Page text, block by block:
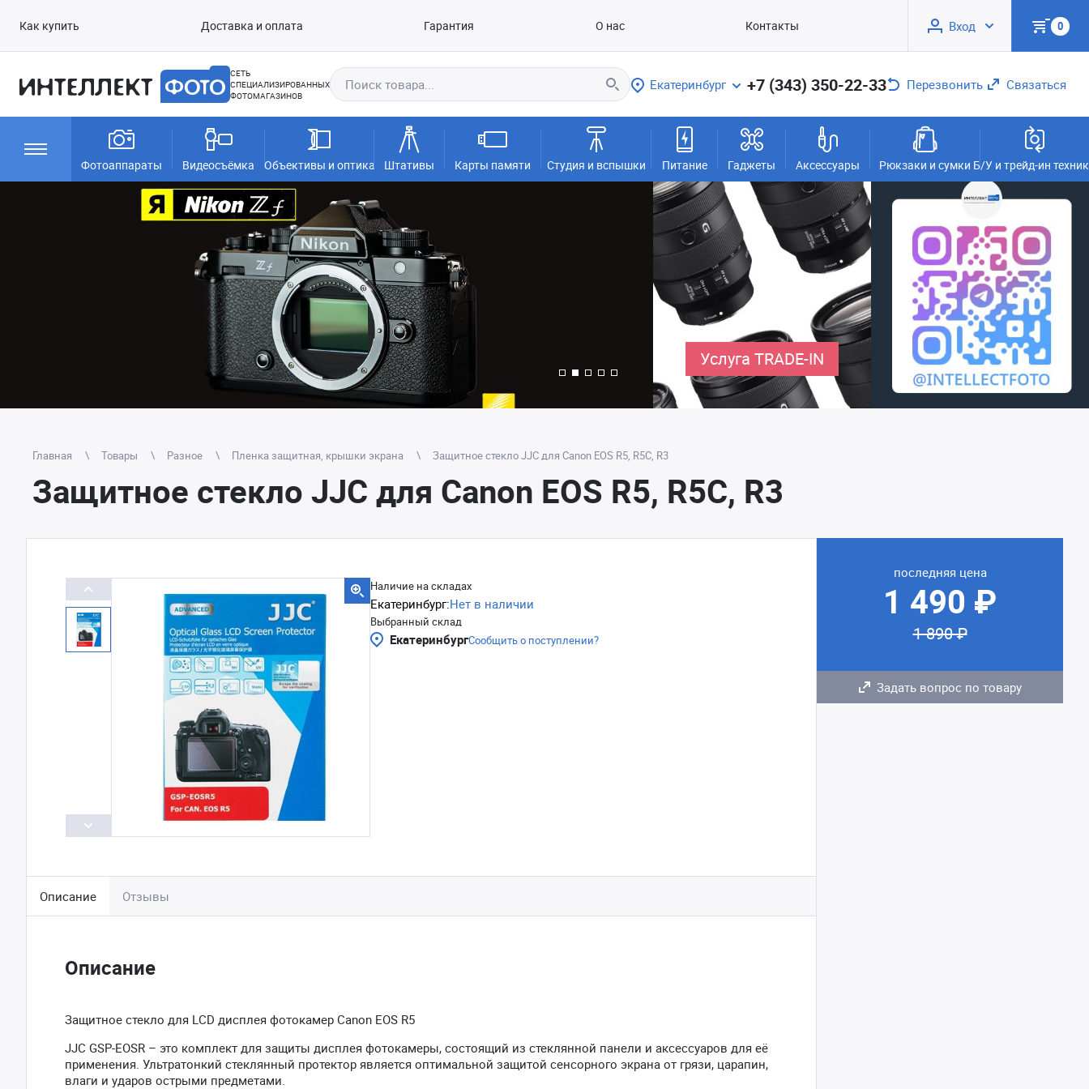
Как купить Доставка и оплата Гарантия О нас Контакты Вход 0
СЕТЬ
СПЕЦИАЛИЗИРОВАННЫХ
ФОТОМАГАЗИНОВ
Екатеринбург +7 (343) 350-22-33 Перезвонить Связаться
Фотоаппараты Видеосъёмка Объективы и оптика Штативы Карты памяти Студия и вспышки Питание Гаджеты Аксессуары Рюкзаки и сумки Б/У и трейд-ин
Услуга TRADE-IN
Главная Товары Разное Пленка защитная, крышки экрана Защитное стекло JJC для Canon EOS R5, R5C, R3
Защитное стекло JJC для Canon EOS R5, R5C, R3
Наличие на складах
Екатеринбург:Нет в наличии
Выбранный склад
ЕкатеринбургСообщить о поступлении?
Описание Отзывы
Описание
Защитное стекло для LCD дисплея фотокамер Canon EOS R5
JJC GSP-EOSR – это комплект для защиты дисплея фотокамеры, состоящий из стеклянной панели и аксессуаров для её
применения. Ультратонкий стеклянный протектор является оптимальной защитой сенсорного экрана от грязи, царапин,
влаги и ударов острыми предметами.
последняя цена
1 490 ₽
1 890 ₽
Задать вопрос по товару